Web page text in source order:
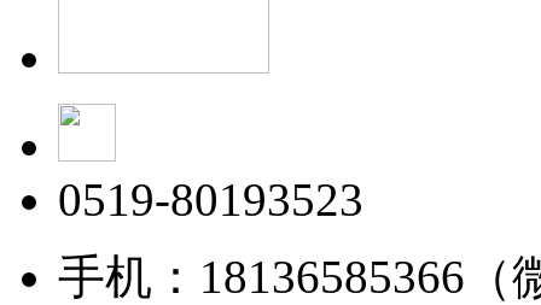
0519-80193523
手机：18136585366（